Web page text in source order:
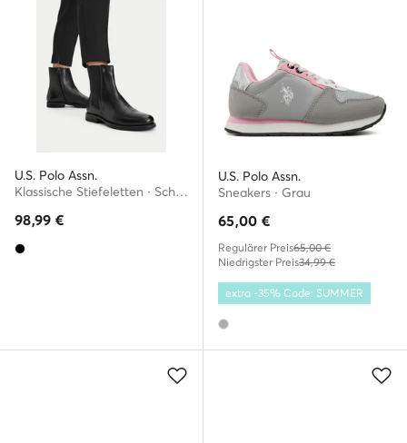
U.S. Polo Assn.
Klassische Stiefeletten · Schwarz
98,99 €
U.S. Polo Assn.
Sneakers · Grau
65,00 €
Regulärer Preis65,00 €
Niedrigster Preis34,99 €
extra -35% Code: SUMMER